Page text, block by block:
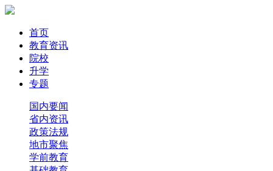
首页
教育资讯
院校
升学
专题
国内要闻
省内资讯
政策法规
地市聚焦
学前教育